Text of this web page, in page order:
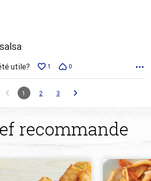
utile? 1 0
1 2 3
recommande